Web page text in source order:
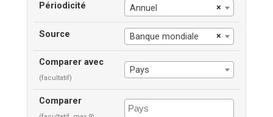
Périodicité ×
Annuel
Source ×
Banque mondiale
Comparer avec
(facultatif)
Pays
Comparer